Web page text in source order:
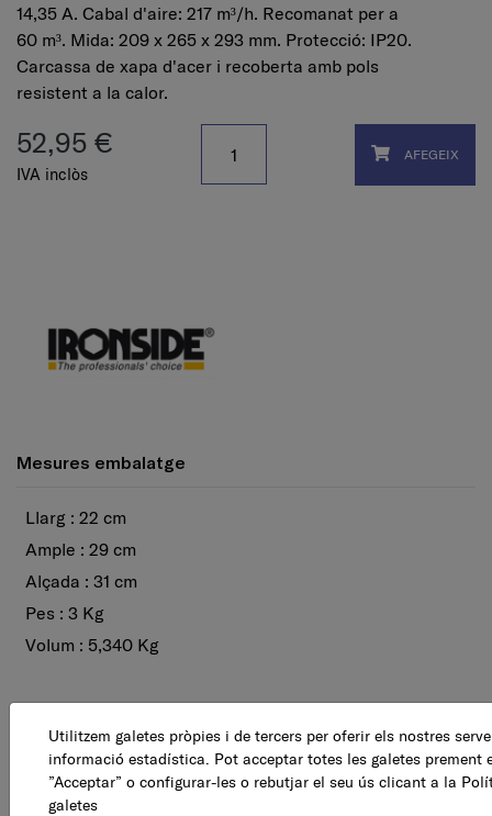
14,35 A. Cabal d'aire: 217 m³/h. Recomanat per a
60 m³. Mida: 209 x 265 x 293 mm. Protecció: IP20.
Carcassa de xapa d'acer i recoberta amb pols
resistent a la calor.
52,95 €
IVA inclòs
AFEGEIX
Mesures embalatge
Llarg : 22 cm
Ample : 29 cm
Alçada : 31 cm
Pes : 3 Kg
Volum : 5,340 Kg
Altres productes relacionats de
Calefactors, termoventiladors i
Utilitzem galetes pròpies i de tercers per oferir els nostres
informació estadística. Pot acceptar totes les galetes prement
”Acceptar” o configurar-les o rebutjar el seu ús clicant a la
galetes